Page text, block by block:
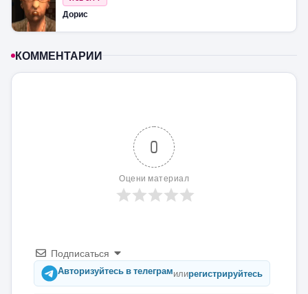
Дорис
КОММЕНТАРИИ
0
Оцени материал
Подписаться
Авторизуйтесь в телеграмилирегистрируйтесь